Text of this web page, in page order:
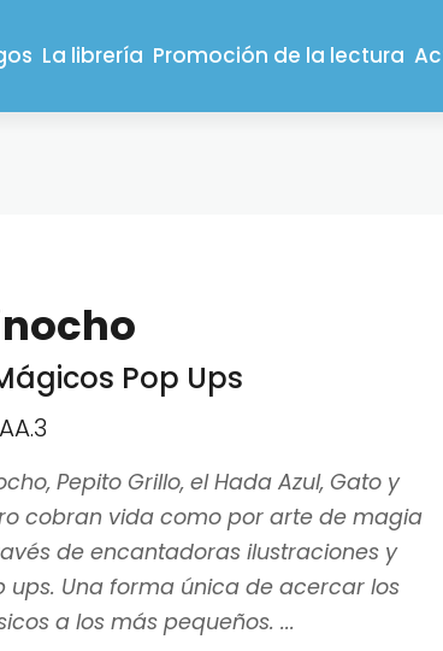
La librería Promoción de la lectura
Pop Ups
Pepito Grillo, el Hada Azul, Gato y
cobran vida como por arte de magia
de encantadoras ilustraciones y
ups. Una forma única de acercar los
a los más pequeños. ...